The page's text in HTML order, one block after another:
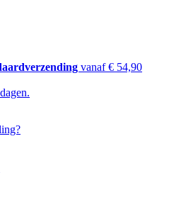
vanaf € 54,90